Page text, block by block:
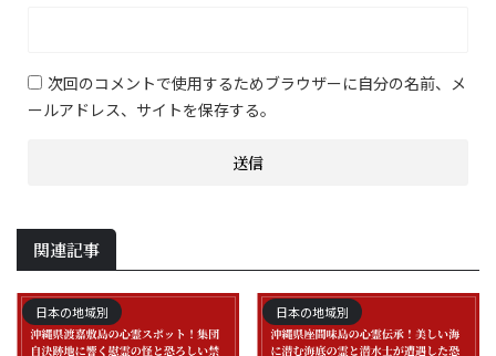
次回のコメントで使用するためブラウザーに自分の名前、メ
ールアドレス、サイトを保存する。
関連記事
日本の地域別 日本の地域別